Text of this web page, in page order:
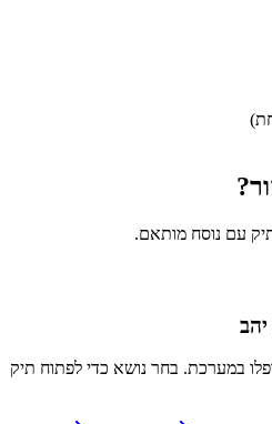
)
עם נוסח מותאם.
במערכת. בחר נושא כדי לפתוח תיק